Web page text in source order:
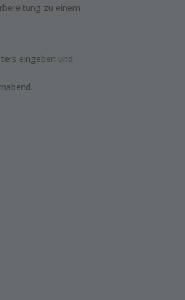
zu einem
eingeben und